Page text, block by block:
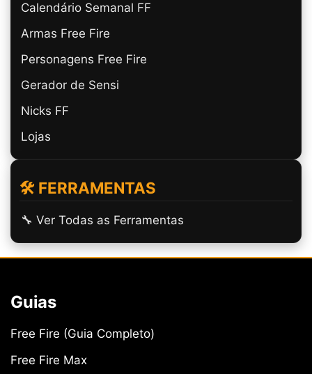
Calendário Semanal FF
Armas Free Fire
Personagens Free Fire
Gerador de Sensi
Nicks FF
Lojas
🛠️ FERRAMENTAS
🔧 Ver Todas as Ferramentas
Guias
Free Fire (Guia Completo)
Free Fire Max